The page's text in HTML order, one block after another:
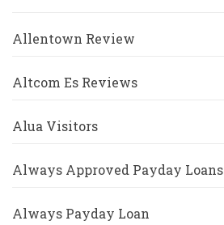
Allentown Review
Altcom Es Reviews
Alua Visitors
Always Approved Payday Loans
Always Payday Loan